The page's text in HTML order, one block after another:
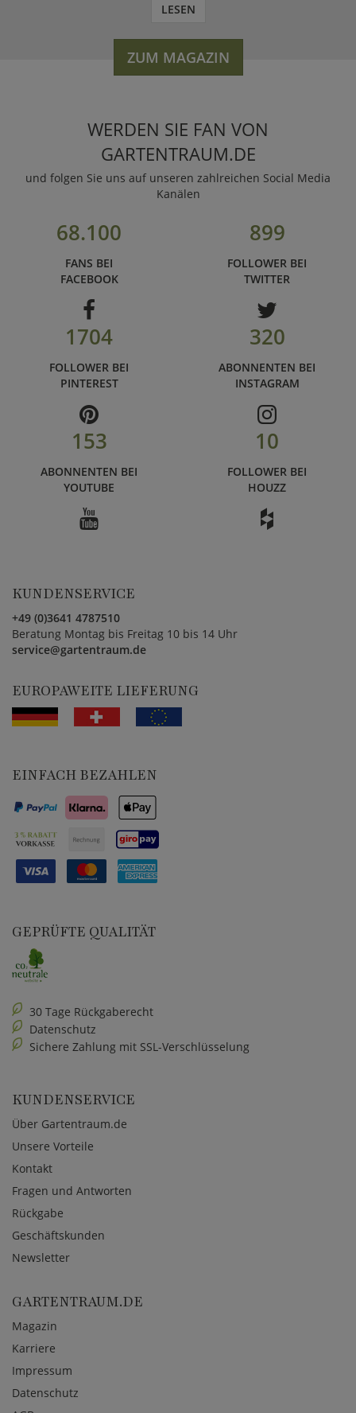
LESEN
ZUM MAGAZIN
WERDEN SIE FAN VON
GARTENTRAUM.DE
und folgen Sie uns auf unseren zahlreichen Social Media
Kanälen
68.100
FANS BEI
FACEBOOK
899
FOLLOWER BEI
TWITTER
1704
FOLLOWER BEI
PINTEREST
320
ABONNENTEN BEI
INSTAGRAM
153
ABONNENTEN BEI
YOUTUBE
10
FOLLOWER BEI
HOUZZ
KUNDENSERVICE
+49 (0)3641 4787510
Beratung Montag bis Freitag 10 bis 14 Uhr
service@gartentraum.de
EUROPAWEITE LIEFERUNG
EINFACH BEZAHLEN
GEPRÜFTE QUALITÄT
30 Tage Rückgaberecht
Datenschutz
Sichere Zahlung mit SSL-Verschlüsselung
KUNDENSERVICE
Über Gartentraum.de
Unsere Vorteile
Kontakt
Fragen und Antworten
Rückgabe
Geschäftskunden
Newsletter
GARTENTRAUM.DE
Magazin
Karriere
Impressum
Datenschutz